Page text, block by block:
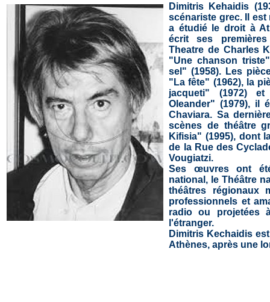
Dimitris Kehaidis
scénariste grec. Il est
a étudié le droit à
écrit ses
Theatre de Charles
"Une chanson
sel" (1958). Les
"La fête" (1962), la
jacqueti" (1972)
Oleander" (1979), il
Chaviara. Sa
scènes de théâtre
Kifisia" (1995), dont
de la Rue des
Vougiatzi.
Ses œuvres ont
national, le Théâtre
théâtres régionaux
professionnels et
radio ou projetées
l'étranger.
Dimitris Kechaidis
Athènes, après une